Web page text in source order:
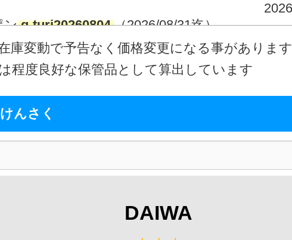
ン g-turi20260804 （2026/08/31迄）
パワー SW 8000HG スピニングリール
尺 へら竿 未使用
天K 18尺 へら竿 未使用
ン g-turi20260807 （2026/08/31迄）
（2026/08/31迄）
庫変動で予告なく価格変更になる事があります
程度良好な保管品として算出しています
んさく
DAIWA